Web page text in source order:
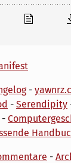
-
- Serendipity
-
-